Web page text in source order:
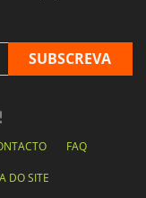
FAQ
DO SITE